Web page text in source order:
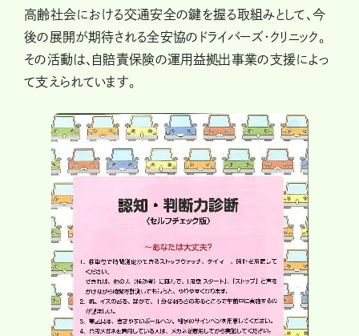
高齢社会における交通安全の鍵を握る取組みとして、今
後の展開が期待される全安協のドライバーズ・クリニック。
その活動は、自賠責保険の運用益拠出事業の支援によっ
て支えられています。